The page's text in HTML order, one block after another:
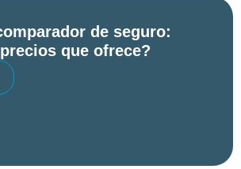
de seguro:
que ofrece?